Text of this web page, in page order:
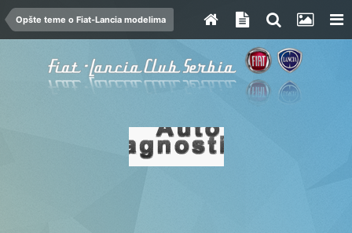
Opšte teme o Fiat-Lancia modelima